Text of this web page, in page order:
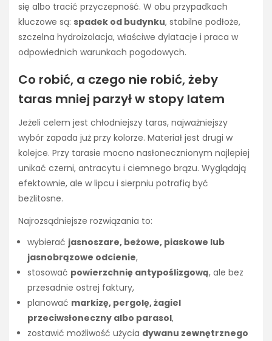
się albo tracić przyczepność. W obu przypadkach
kluczowe są: spadek od budynku, stabilne podłoże,
szczelna hydroizolacja, właściwe dylatacje i praca w
odpowiednich warunkach pogodowych.
Co robić, a czego nie robić, żeby
taras mniej parzył w stopy latem
Jeżeli celem jest chłodniejszy taras, najważniejszy
wybór zapada już przy kolorze. Materiał jest drugi w
kolejce. Przy tarasie mocno nasłonecznionym najlepiej
unikać czerni, antracytu i ciemnego brązu. Wyglądają
efektownie, ale w lipcu i sierpniu potrafią być
bezlitosne.
Najrozsądniejsze rozwiązania to:
wybierać jasnoszare, beżowe, piaskowe lub
jasnobrązowe odcienie,
stosować powierzchnię antypoślizgową, ale bez
przesadnie ostrej faktury,
planować markizę, pergolę, żagiel
przeciwsłoneczny albo parasol,
zostawić możliwość użycia dywanu zewnętrznego